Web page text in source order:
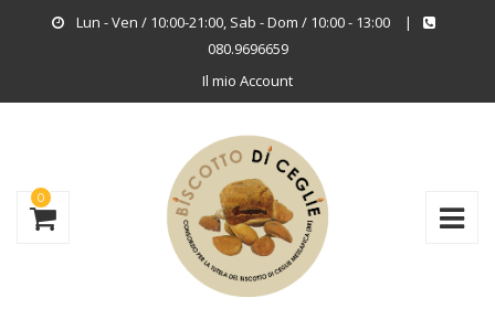
Lun - Ven / 10:00-21:00, Sab - Dom / 10:00 - 13:00
|
080.9696659
Il mio Account
0